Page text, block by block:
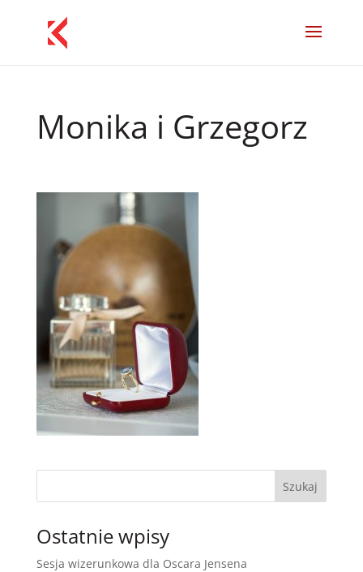
Monika i Grzegorz
Ostatnie wpisy
Sesja wizerunkowa dla Oscara Jensena